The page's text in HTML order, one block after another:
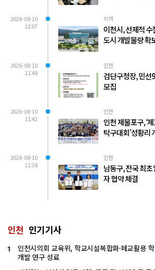
2026-08-10
13:07
지역
이천시, 선제적
도시 개발물량 확
2026-08-10
11:48
인천
검단구청장, 민선
모집
2026-08-10
11:42
인천
인천 제물포구, ‘
탁구대회’성황리
2026-08-10
11:38
인천
남동구, 전국 최
자 협약 체결
인천 인기기사
1
인천시의회 교육위, 학교시설복합화·폐교활용
개발 연구 성료